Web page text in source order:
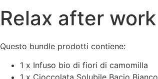
Relax after work
Questo bundle prodotti contiene:
1 x Infuso bio di fiori di camomilla